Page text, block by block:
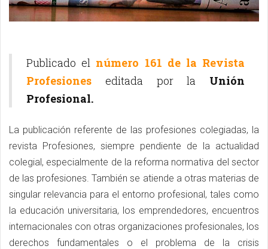
Publicado el número 161 de la Revista
Profesiones editada por la Unión
Profesional.
La publicación referente de las profesiones colegiadas, la
revista Profesiones, siempre pendiente de la actualidad
colegial, especialmente de la reforma normativa del sector
de las profesiones. También se atiende a otras materias de
singular relevancia para el entorno profesional, tales como
la educación universitaria, los emprendedores, encuentros
internacionales con otras organizaciones profesionales, los
derechos fundamentales o el problema de la crisis